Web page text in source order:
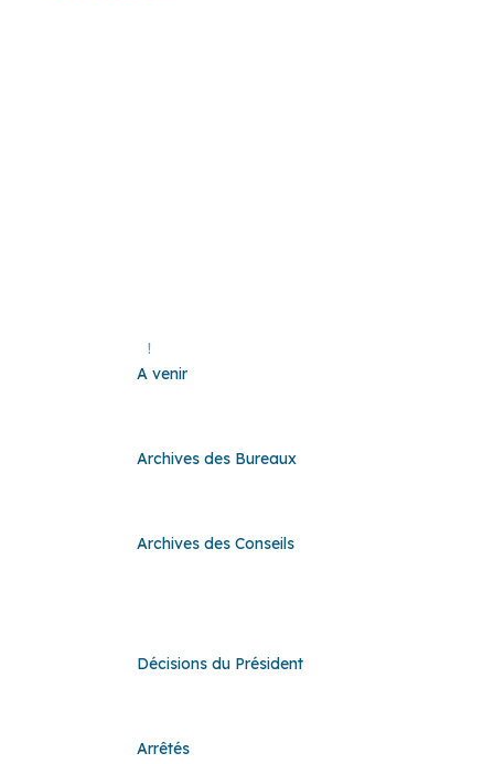
!
A venir
Archives des Bureaux
Archives des Conseils
Décisions du Président
Arrêtés